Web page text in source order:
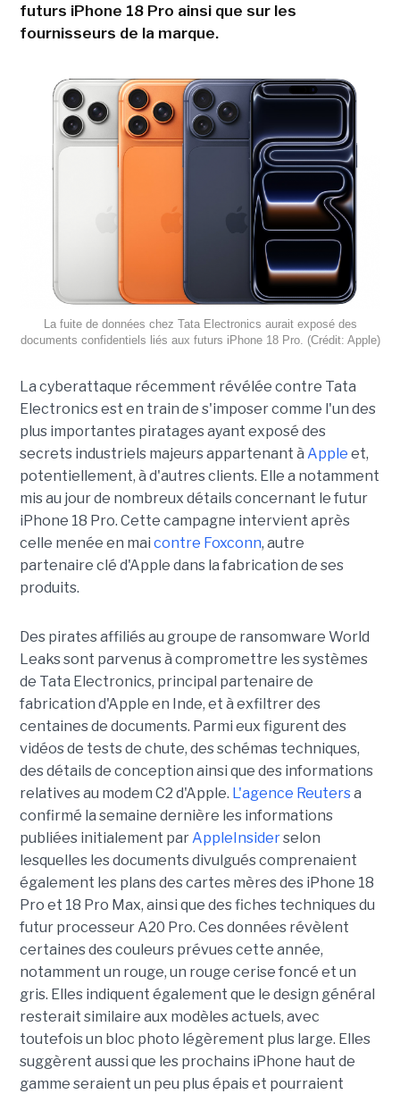
futurs iPhone 18 Pro ainsi que sur les
fournisseurs de la marque.
La fuite de données chez Tata Electronics aurait exposé des
documents confidentiels liés aux futurs iPhone 18 Pro. (Crédit: Apple)
La cyberattaque récemment révélée contre Tata
Electronics est en train de s'imposer comme l'un des
plus importantes piratages ayant exposé des
secrets industriels majeurs appartenant à Apple et,
potentiellement, à d'autres clients. Elle a notamment
mis au jour de nombreux détails concernant le futur
iPhone 18 Pro. Cette campagne intervient après
celle menée en mai contre Foxconn, autre
partenaire clé d'Apple dans la fabrication de ses
produits.
Des pirates affiliés au groupe de ransomware World
Leaks sont parvenus à compromettre les systèmes
de Tata Electronics, principal partenaire de
fabrication d'Apple en Inde, et à exfiltrer des
centaines de documents. Parmi eux figurent des
vidéos de tests de chute, des schémas techniques,
des détails de conception ainsi que des informations
relatives au modem C2 d'Apple. L'agence Reutersa
confirmé la semaine dernière les informations
publiées initialement parAppleInsiderselon
lesquelles les documents divulgués comprenaient
également les plans des cartes mères des iPhone 18
Pro et 18 Pro Max, ainsi que des fiches techniques du
futur processeur A20 Pro. Ces données révèlent
certaines des couleurs prévues cette année,
notamment un rouge, un rouge cerise foncé et un
gris. Elles indiquent également que le design général
resterait similaire aux modèles actuels, avec
toutefois un bloc photo légèrement plus large. Elles
suggèrent aussi que les prochains iPhone haut de
gamme seraient un peu plus épais et pourraient